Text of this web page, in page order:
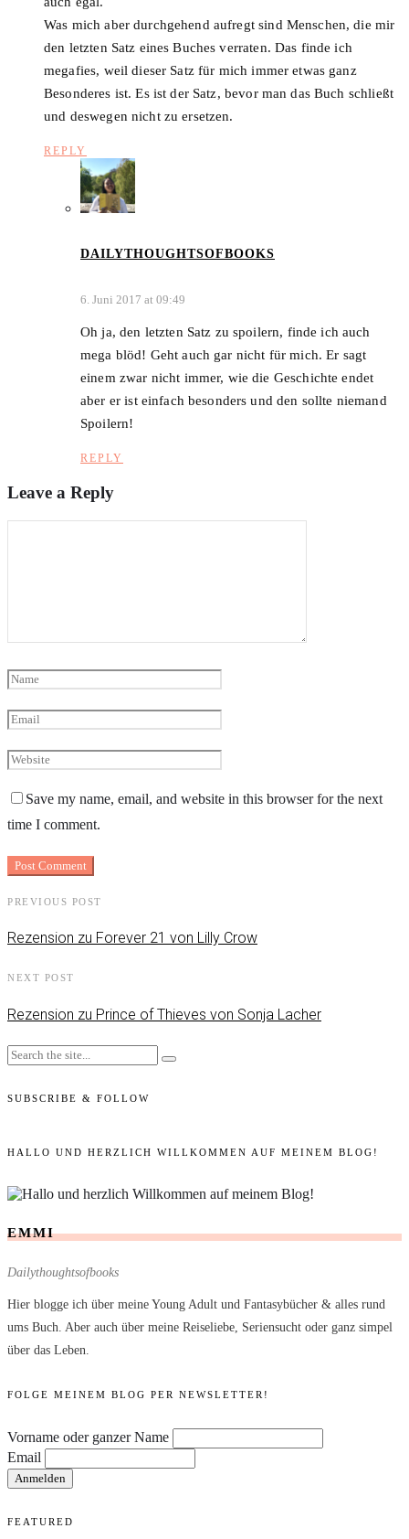
Was mich aber durchgehend aufregt sind Menschen, die mir
den letzten Satz eines Buches verraten. Das finde ich
megafies, weil dieser Satz für mich immer etwas ganz
Besonderes ist. Es ist der Satz, bevor man das Buch schließt
und deswegen nicht zu ersetzen.
REPLY
DAILYTHOUGHTSOFBOOKS
6. Juni 2017 at 09:49
Oh ja, den letzten Satz zu spoilern, finde ich auch
mega blöd! Geht auch gar nicht für mich. Er sagt
einem zwar nicht immer, wie die Geschichte endet
aber er ist einfach besonders und den sollte niemand
Spoilern!
REPLY
Leave a Reply
Save my name, email, and website in this browser for the next
time I comment.
PREVIOUS POST
Rezension zu Forever 21 von Lilly Crow
NEXT POST
Rezension zu Prince of Thieves von Sonja Lacher
SUBSCRIBE & FOLLOW
HALLO UND HERZLICH WILLKOMMEN AUF MEINEM BLOG!
EMMI
Dailythoughtsofbooks
Hier blogge ich über meine Young Adult und Fantasybücher & alles rund
ums Buch. Aber auch über meine Reiseliebe, Seriensucht oder ganz simpel
über das Leben.
FOLGE MEINEM BLOG PER NEWSLETTER!
Vorname oder ganzer Name
Email
FEATURED